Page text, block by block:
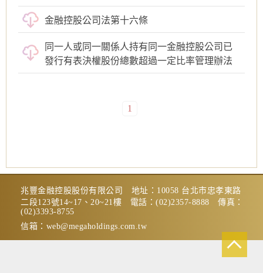
金融控股公司法第十六條
同一人或同一關係人持有同一金融控股公司已
發行有表決權股份總數超過一定比率管理辦法
1
兆豐金融控股股份有限公司 地址：10058 台北市忠孝東路
二段123號14~17、20~21樓 電話：(02)2357-8888 傳真：
(02)3393-8755
信箱： web@megaholdings.com.tw